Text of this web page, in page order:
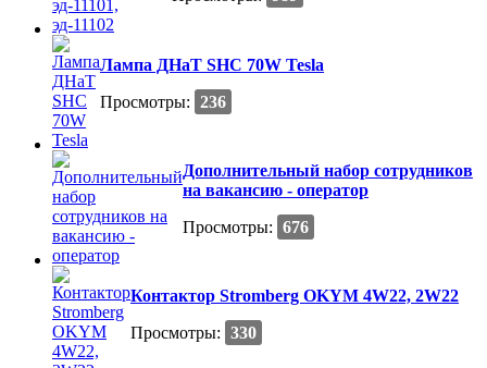
Лампа ДНаТ SHC 70W Tesla
Просмотры: 236
Дополнительный набор сотрудников
на вакансию - оператор
Просмотры: 676
Контактор Stromberg OKYM 4W22, 2W22
Просмотры: 330